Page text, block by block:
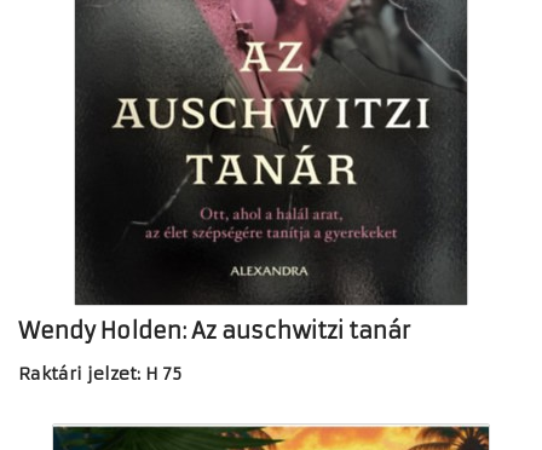
Wendy Holden: Az auschwitzi tanár
Raktári jelzet: H 75